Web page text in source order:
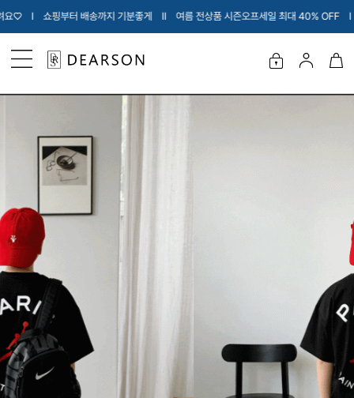
까지 기분좋게 ΙΙ 여름 전상품 시즌오프세일 최대 40% OFF Ι 내아이에게 입힐